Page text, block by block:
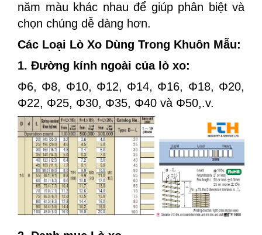
năm màu khác nhau để giúp phân biệt và
chọn chúng dễ dàng hơn.
Các Loại Lò Xo Dùng Trong Khuôn Mẫu:
1. Đường kính ngoài của lò xo:
​​Φ6, Φ8, Φ10, Φ12, Φ14, Φ16, Φ18, Φ20,
Φ22, Φ25, Φ30, Φ35, Φ40 và Φ50,.v.